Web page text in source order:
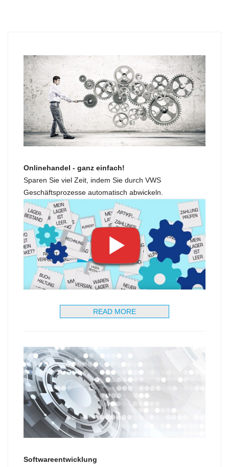
Onlinehandel - ganz einfach!
Sparen Sie viel Zeit, indem Sie durch VWS
Geschäftsprozesse automatisch abwickeln.
READ MORE
Softwareentwicklung